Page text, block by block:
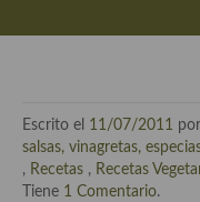
El mundo del vino y las
Tiendas especiales
Escrito el 11/07/2011 por
salsas, vinagretas,
, Recetas , Recetas
Tiene 1 Comentario.